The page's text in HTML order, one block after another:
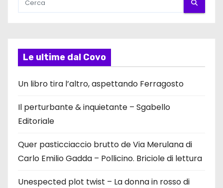
Le ultime dal Covo
Un libro tira l’altro, aspettando Ferragosto
Il perturbante & inquietante – Sgabello
Editoriale
Quer pasticciaccio brutto de Via Merulana di
Carlo Emilio Gadda – Pollicino. Briciole di lettura
Unespected plot twist – La donna in rosso di